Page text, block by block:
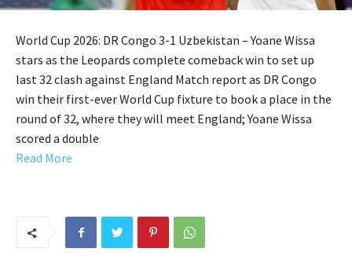
World Cup 2026: DR Congo 3-1 Uzbekistan – Yoane Wissa
stars as the Leopards complete comeback win to set up
last 32 clash against England Match report as DR Congo
win their first-ever World Cup fixture to book a place in the
round of 32, where they will meet England; Yoane Wissa
scored a double
Read More